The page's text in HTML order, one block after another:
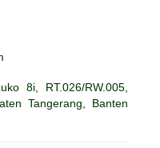
8i, RT.026/RW.005,
Tangerang, Banten